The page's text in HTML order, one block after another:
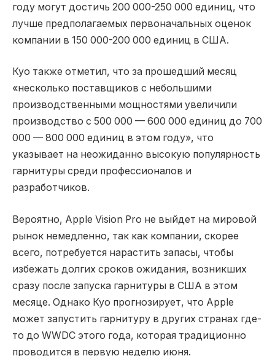
году могут достичь 200 000-250 000 единиц, что
лучше предполагаемых первоначальных оценок
компании в 150 000-200 000 единиц в США.
Куо также отметил, что за прошедший месяц
«несколько поставщиков с небольшими
производственными мощностями увеличили
производство с 500 000 — 600 000 единиц до 700
000 — 800 000 единиц в этом году», что
указывает на неожиданно высокую популярность
гарнитуры среди профессионалов и
разработчиков.
Вероятно, Apple Vision Pro не выйдет на мировой
рынок немедленно, так как компании, скорее
всего, потребуется нарастить запасы, чтобы
избежать долгих сроков ожидания, возникших
сразу после запуска гарнитуры в США в этом
месяце. Однако Куо прогнозирует, что Apple
может запустить гарнитуру в других странах где-
то до WWDC этого года, которая традиционно
проводится в первую неделю июня.